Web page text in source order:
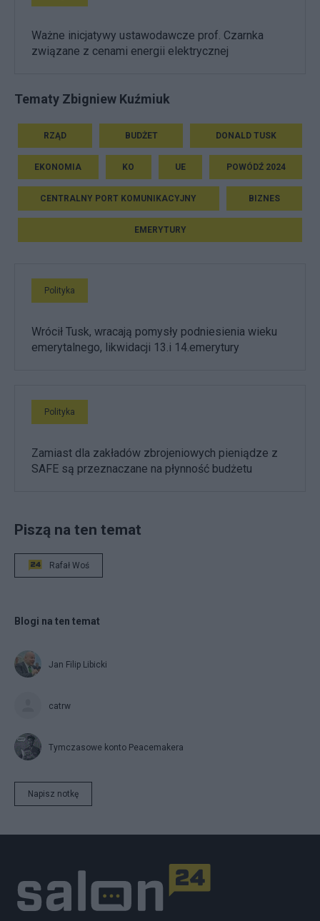
Ważne inicjatywy ustawodawcze prof. Czarnka
związane z cenami energii elektrycznej
Tematy Zbigniew Kuźmiuk
RZĄD BUDŻET DONALD TUSK
EKONOMIA KO UE POWÓDŹ 2024
CENTRALNY PORT KOMUNIKACYJNY BIZNES
EMERYTURY
Polityka
Wrócił Tusk, wracają pomysły podniesienia wieku
emerytalnego, likwidacji 13.i 14.emerytury
Polityka
Zamiast dla zakładów zbrojeniowych pieniądze z
SAFE są przeznaczane na płynność budżetu
Piszą na ten temat
Rafał Woś
Blogi na ten temat
Jan Filip Libicki
catrw
Tymczasowe konto Peacemakera
Napisz notkę